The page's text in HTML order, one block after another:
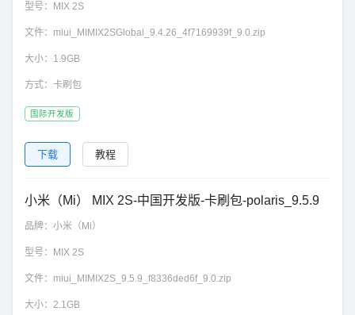
型号： MIX 2S
文件： miui_MIMIX2SGlobal_9.4.26_4f7169939f_9.0.zip
大小： 1.9GB
方式： 卡刷包
国际开发版
下载 教程
小米（Mi） MIX 2S-中国开发版-卡刷包-polaris_9.5.9
品牌： 小米（Mi）
型号： MIX 2S
文件： miui_MIMIX2S_9.5.9_f8336ded6f_9.0.zip
大小： 2.1GB